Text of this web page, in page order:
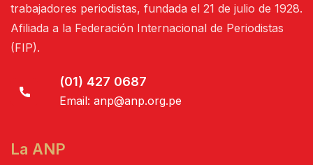
trabajadores periodistas, fundada el 21 de julio de 1928.
Afiliada a la Federación Internacional de Periodistas
(FIP).
(01) 427 0687
Email: anp@anp.org.pe
La ANP